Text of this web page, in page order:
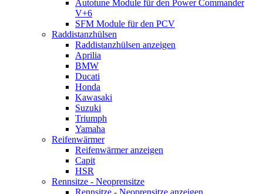
Autotune Module für den Power Commander
V+6
SFM Module für den PCV
Raddistanzhülsen
Raddistanzhülsen anzeigen
Aprilia
BMW
Ducati
Honda
Kawasaki
Suzuki
Triumph
Yamaha
Reifenwärmer
Reifenwärmer anzeigen
Capit
HSR
Rennsitze - Neoprensitze
Rennsitze - Neoprensitze anzeigen